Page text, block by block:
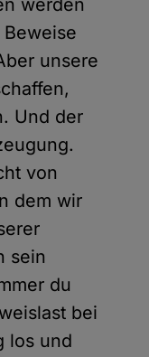
werden
unsere
Und der
von
dem wir
sein
du
bei
los und